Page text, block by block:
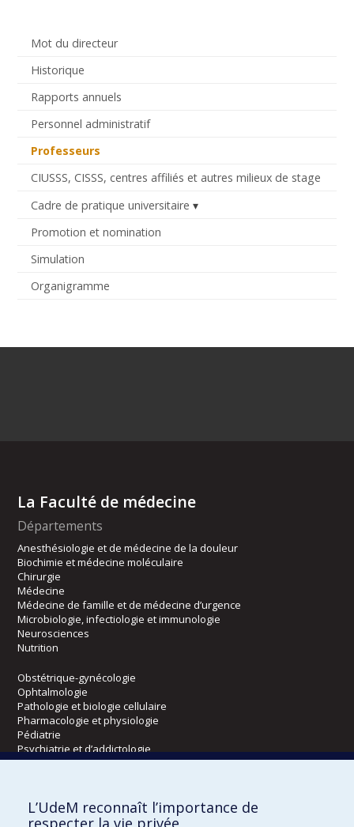
Mot du directeur
Historique
Rapports annuels
Personnel administratif
Professeurs
CIUSSS, CISSS, centres affiliés et autres milieux de stage
Cadre de pratique universitaire
Promotion et nomination
Simulation
Organigramme
La Faculté de médecine
Départements
Anesthésiologie et de médecine de la douleur
Biochimie et médecine moléculaire
Chirurgie
Médecine
Médecine de famille et de médecine d’urgence
Microbiologie, infectiologie et immunologie
Neurosciences
Nutrition
Obstétrique-gynécologie
Ophtalmologie
Pathologie et biologie cellulaire
Pharmacologie et physiologie
Pédiatrie
Psychiatrie et d’addictologie
Radiologie, radio-oncologie et médecine nucléaire
Écoles
L’UdeM reconnaît l’importance de
respecter la vie privée